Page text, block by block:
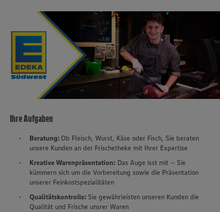
Ihre Aufgaben
Beratung: Ob Fleisch, Wurst, Käse oder Fisch, Sie beraten
unsere Kunden an der Frischetheke mit Ihrer Expertise
Kreative Warenpräsentation: Das Auge isst mit – Sie
kümmern sich um die Vorbereitung sowie die Präsentation
unserer Feinkostspezialitäten
Qualitätskontrolle: Sie gewährleisten unseren Kunden die
Qualität und Frische unsrer Waren